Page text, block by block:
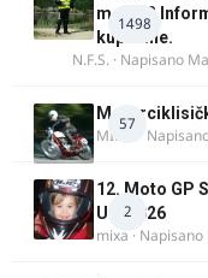
1498
motor?
kupovine.
N.F.S. · Napisano
57
MIHO ·
2
12. Moto GP
UK, 2026
mixa · Napisano